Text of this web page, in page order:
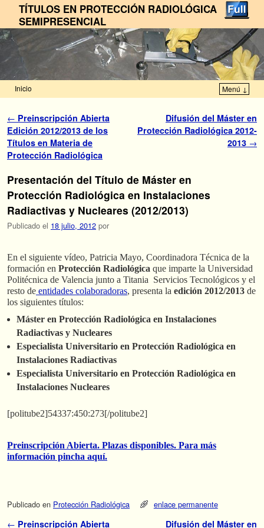
TÍTULOS EN PROTECCIÓN RADIOLÓGICA
SEMIPRESENCIAL
Inicio Menú ↓
Navegador de artículos
← Preinscripción Abierta
Edición 2012/2013 de los
Títulos en Materia de
Protección Radiológica
Difusión del Máster en
Protección Radiológica 2012-
2013 →
Presentación del Título de Máster en
Protección Radiológica en Instalaciones
Radiactivas y Nucleares (2012/2013)
Publicado el 18 julio, 2012 por
En el siguiente vídeo, Patricia Mayo, Coordinadora Técnica de la
formación en Protección Radiológica que imparte la Universidad
Politécnica de Valencia junto a Titania Servicios Tecnológicos y el
resto de entidades colaboradoras, presenta la edición 2012/2013 de
los siguientes títulos:
Máster en Protección Radiológica en Instalaciones
Radiactivas y Nucleares
Especialista Universitario en Protección Radiológica en
Instalaciones Radiactivas
Especialista Universitario en Protección Radiológica en
Instalaciones Nucleares
[politube2]54337:450:273[/politube2]
Preinscripción Abierta. Plazas disponibles. Para más
información pincha aquí.
Publicado en Protección Radiológica enlace permanente
Navegador de artículos
← Preinscripción Abierta Difusión del Máster en